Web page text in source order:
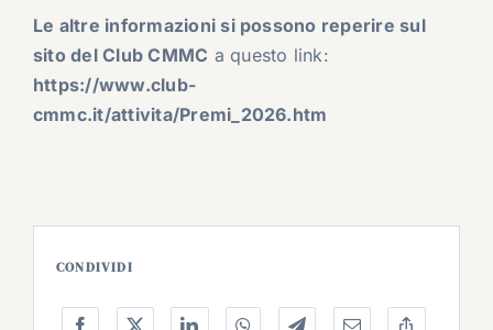
Le altre informazioni si possono reperire sul
sito del Club CMMC a questo link:
https://www.club-
cmmc.it/attivita/Premi_2026.htm
CONDIVIDI